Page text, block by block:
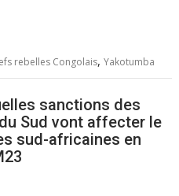
rebelles Congolais,Yakotumba
sanctions des
Sud vont affecter le
sud-africaines en